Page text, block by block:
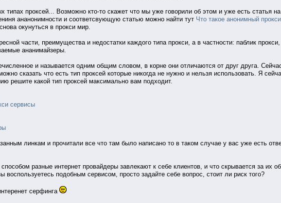
типах проксей... Возможно кто-то скажет что мы уже говорили об этом и уже есть статья
ананонимности и соответсвующую статью можно найти тут Что такое анонимный
окунуться в прокси мир.
части, преимущества и недостатки каждого типа прокси, а в частности: паблик
ананимайзеры.
и называется одним общим словом, в корне они отличаются от друг друга.
сказать что есть тип проксей которые никогда не нужно и нельзя использовать. Я
решите какой тип проксей максимально вам подходит.
сервисы
линкам и прочитали все что там было написано то в таком случае у вас уже есть
разные интернет провайдеры завлекают к себе клиентов, и что скрывается за их
воспользуетесь подобным сервисом, просто задайте себе вопрос, стоит ли риск того?
серфинга